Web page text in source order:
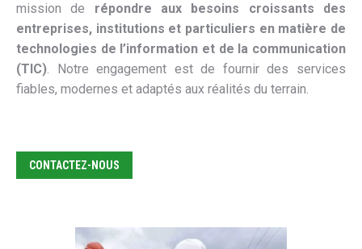
mission de répondre aux besoins croissants des
entreprises, institutions et particuliers en matière de
technologies de l’information et de la communication
(TIC). Notre engagement est de fournir des services
fiables, modernes et adaptés aux réalités du terrain.
CONTACTEZ-NOUS